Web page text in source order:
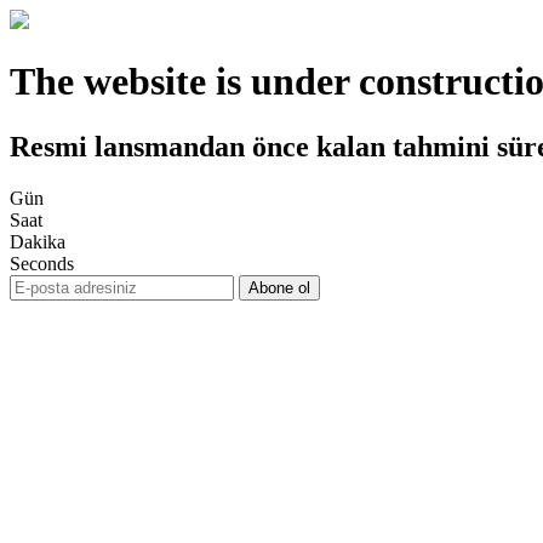
The website is under
Resmi lansmandan önce kalan tahmini
Gün
Saat
Dakika
Seconds